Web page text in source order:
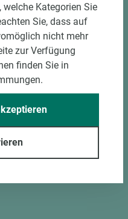
anfragen
Kategorien Sie
Sie, dass auf
nicht mehr
zur Verfügung
finden Sie in